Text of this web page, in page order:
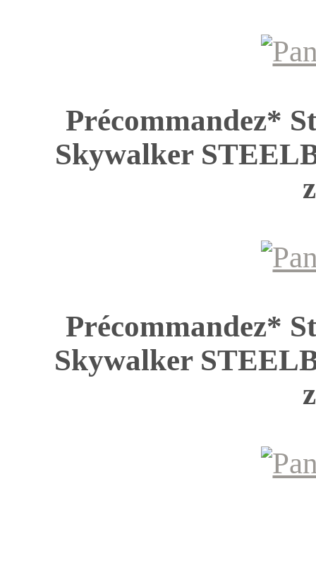
Précommandez*
Skywalker
Précommandez*
Skywalker